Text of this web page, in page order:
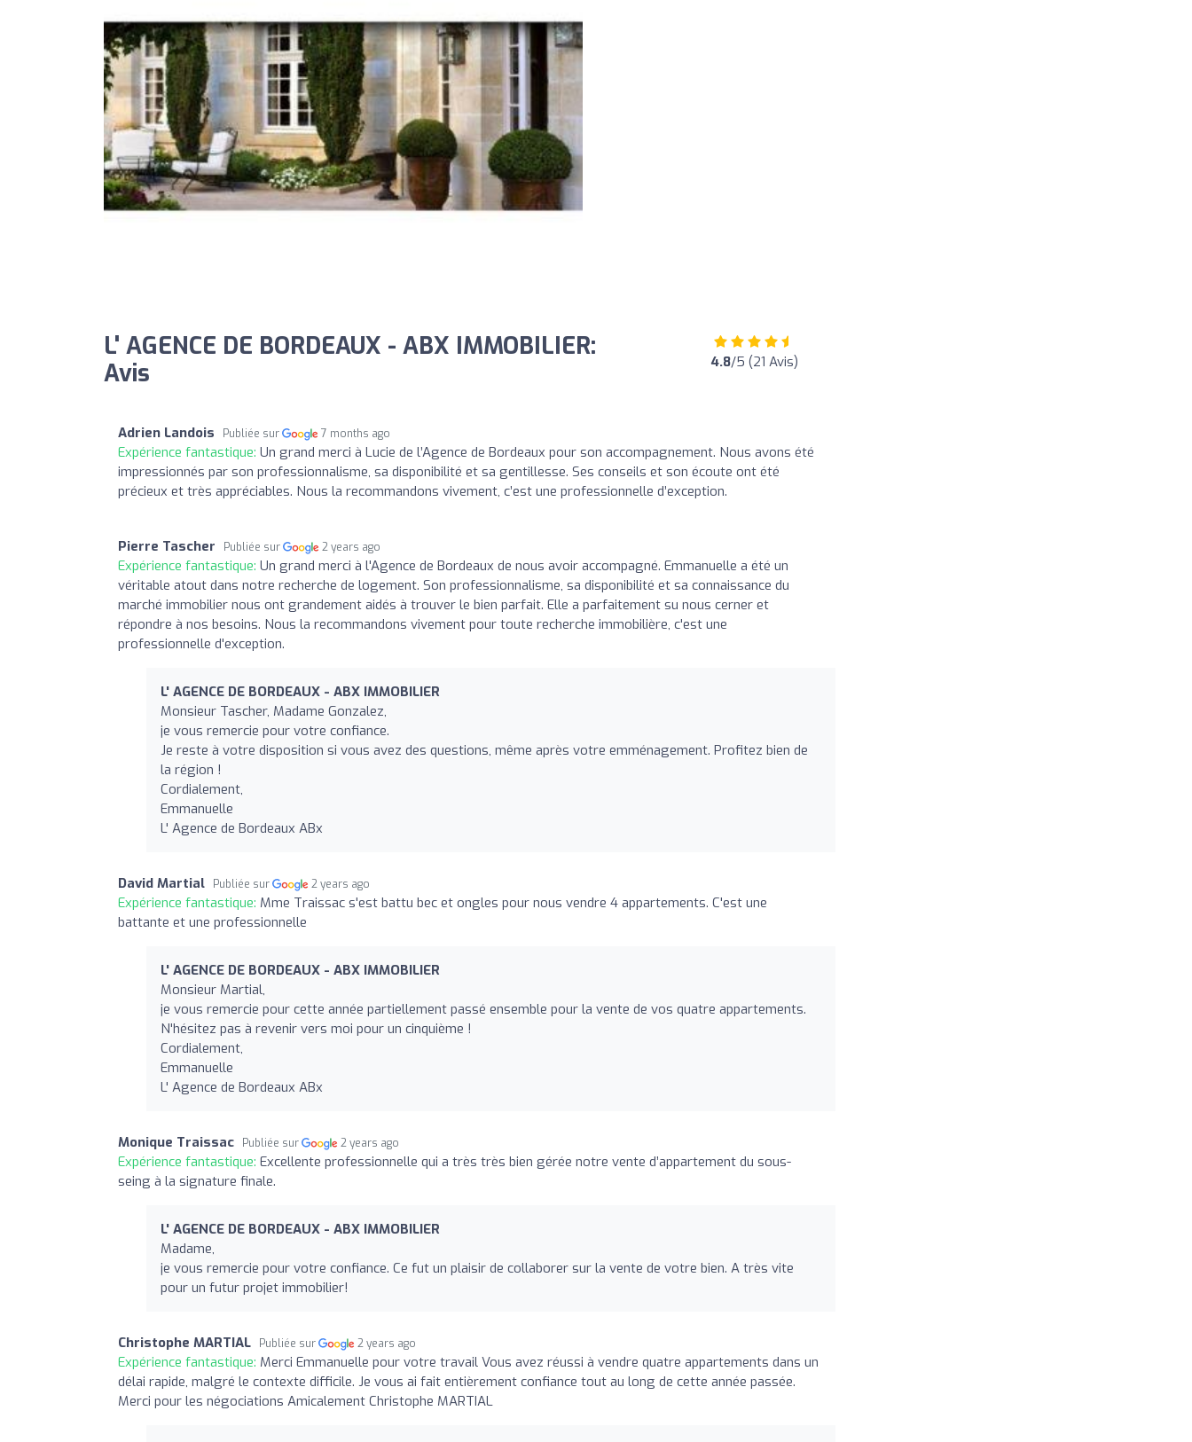
L' AGENCE DE BORDEAUX - ABX IMMOBILIER:
Avis
4.8/5 (21 Avis)
Adrien Landois Publiée sur 7 months ago
Expérience fantastique: Un grand merci à Lucie de l’Agence de Bordeaux pour son accompagnement. Nous avons été
impressionnés par son professionnalisme, sa disponibilité et sa gentillesse. Ses conseils et son écoute ont été
précieux et très appréciables. Nous la recommandons vivement, c’est une professionnelle d’exception.
Pierre Tascher Publiée sur 2 years ago
Expérience fantastique: Un grand merci à l'Agence de Bordeaux de nous avoir accompagné. Emmanuelle a été un
véritable atout dans notre recherche de logement. Son professionnalisme, sa disponibilité et sa connaissance du
marché immobilier nous ont grandement aidés à trouver le bien parfait. Elle a parfaitement su nous cerner et
répondre à nos besoins. Nous la recommandons vivement pour toute recherche immobilière, c'est une
professionnelle d'exception.
L' AGENCE DE BORDEAUX - ABX IMMOBILIER
Monsieur Tascher, Madame Gonzalez,
je vous remercie pour votre confiance.
Je reste à votre disposition si vous avez des questions, même après votre emménagement. Profitez bien de
la région !
Cordialement,
Emmanuelle
L' Agence de Bordeaux ABx
David Martial Publiée sur 2 years ago
Expérience fantastique: Mme Traissac s'est battu bec et ongles pour nous vendre 4 appartements. C'est une
battante et une professionnelle
L' AGENCE DE BORDEAUX - ABX IMMOBILIER
Monsieur Martial,
je vous remercie pour cette année partiellement passé ensemble pour la vente de vos quatre appartements.
N'hésitez pas à revenir vers moi pour un cinquième !
Cordialement,
Emmanuelle
L' Agence de Bordeaux ABx
Monique Traissac Publiée sur 2 years ago
Expérience fantastique: Excellente professionnelle qui a très très bien gérée notre vente d’appartement du sous-
seing à la signature finale.
L' AGENCE DE BORDEAUX - ABX IMMOBILIER
Madame,
je vous remercie pour votre confiance. Ce fut un plaisir de collaborer sur la vente de votre bien. A très vite
pour un futur projet immobilier!
Christophe MARTIAL Publiée sur 2 years ago
Expérience fantastique: Merci Emmanuelle pour votre travail Vous avez réussi à vendre quatre appartements dans un
délai rapide, malgré le contexte difficile. Je vous ai fait entièrement confiance tout au long de cette année passée.
Merci pour les négociations Amicalement Christophe MARTIAL